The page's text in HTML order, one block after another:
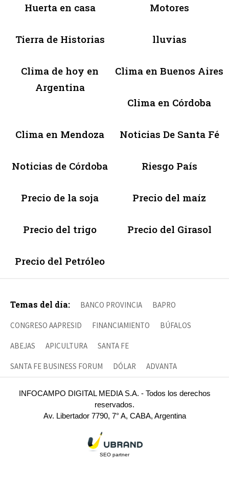
Huerta en casa Motores
Tierra de Historias lluvias
Clima de hoy en
Argentina
Clima en Buenos Aires
Clima en Córdoba
Clima en Mendoza Noticias De Santa Fé
Noticias de Córdoba Riesgo País
Precio de la soja Precio del maíz
Precio del trigo Precio del Girasol
Precio del Petróleo
Temas del día: BANCO PROVINCIA BAPRO
CONGRESO AAPRESID FINANCIAMIENTO BÚFALOS
ABEJAS APICULTURA SANTA FE
SANTA FE BUSINESS FORUM DÓLAR ADVANTA
INFOCAMPO DIGITAL MEDIA S.A. - Todos los derechos
reservados.
Av. Libertador 7790, 7° A, CABA, Argentina
SEO partner